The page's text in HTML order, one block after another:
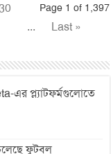
Page 1 of 1,397
...
Last »
এর প্ল্যাটফর্মগুলোতে
ফুটবল